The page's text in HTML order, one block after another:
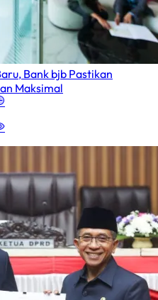
Bank bjb Pastikan
Maksimal